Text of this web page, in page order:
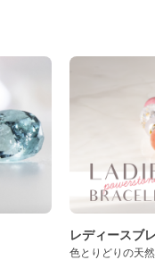
レディースブ
色とりどりの天